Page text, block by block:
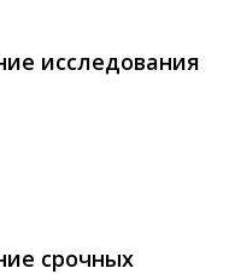
исследования
срочных